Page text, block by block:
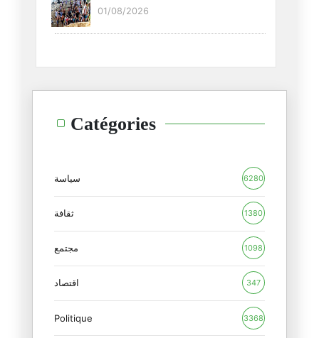
01/08/2026
Catégories
سياسة 6280
ثقافة 1380
مجتمع 1098
اقتصاد 347
Politique 3368